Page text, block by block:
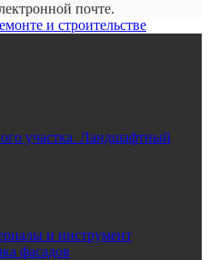
почте.
и строительстве
участка. Ландшафтный
и инструмент
фасадов